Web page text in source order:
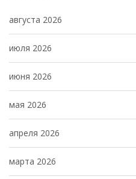
августа 2026
июля 2026
июня 2026
мая 2026
апреля 2026
марта 2026